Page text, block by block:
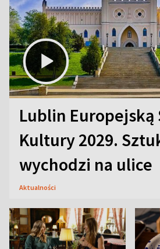
Lublin Europejską
Kultury 2029.
wychodzi na ulice
Aktualności